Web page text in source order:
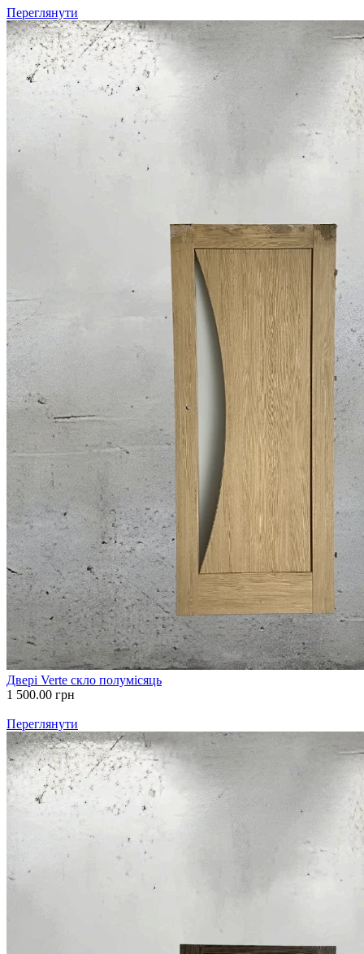
Переглянути
Двері Verte скло полумісяць
1 500.00 грн
Переглянути